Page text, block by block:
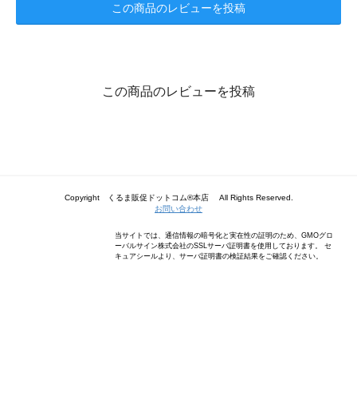
この商品のレビューを投稿
この商品のレビューを投稿
Copyright くるま販促ドットコム®本店 All Rights Reserved.
お問い合わせ
当サイトでは、通信情報の暗号化と実在性の証明のため、GMOグロ
ーバルサイン株式会社のSSLサーバ証明書を使用しております。 セ
キュアシールより、サーバ証明書の検証結果をご確認ください。